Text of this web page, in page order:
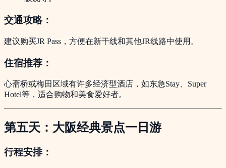
交通攻略：
建议购买JR Pass，方便在新干线和其他JR线路中使用。
住宿推荐：
心斋桥或梅田区域有许多经济型酒店，如东急Stay、Super
Hotel等，适合购物和美食爱好者。
第五天：大阪经典景点一日游
行程安排：